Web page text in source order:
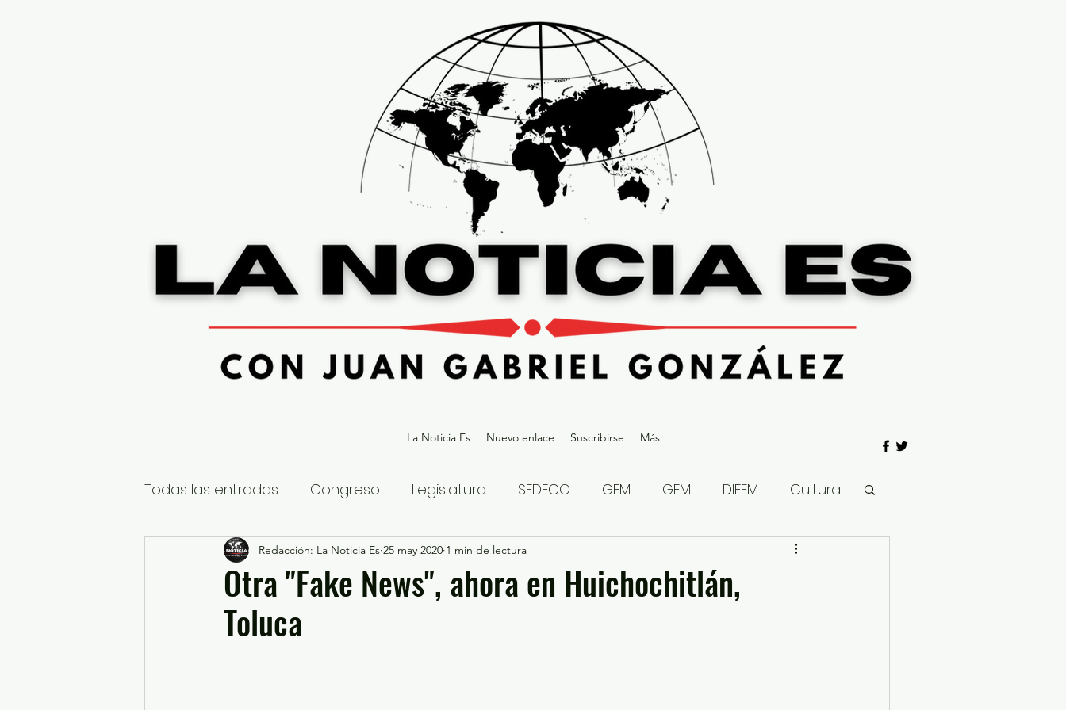
La Noticia Es Nuevo enlace Suscribirse Más
Todas las entradas Congreso Legislatura SEDECO GEM GEM DIFEM Cultura
Nacional Estatal Gubernatura Edoméx 2023
Educación y Cultura
Otra "Fake News", ahora en Huichochitlán,
Toluca
Redacción: La Noticia Es 25 may 2020 1 min de lectura